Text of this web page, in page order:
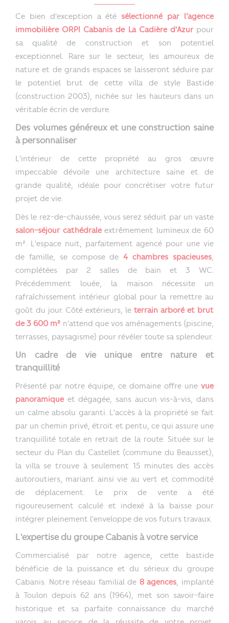
Ce bien d'exception a été sélectionné par l'agence
immobilière ORPI Cabanis de La Cadière d'Azurpour
sa qualité de construction et son potentiel
exceptionnel. Rare sur le secteur, les amoureux de
nature et de grands espaces se laisseront séduire par
le potentiel brut de cette villa de style Bastide
(construction 2003), nichée sur les hauteurs dans un
véritable écrin de verdure.
Des volumes généreux et une construction saine
à personnaliser
L'intérieur de cette propriété au gros œuvre
impeccable dévoile une architecture saine et de
grande qualité, idéale pour concrétiser votre futur
projet de vie.
Dès le rez-de-chaussée, vous serez séduit par un vaste
salon-séjour cathédraleextrêmement lumineux de 60
m². L'espace nuit, parfaitement agencé pour une vie
de famille, se compose de4 chambres spacieuses,
complétées par 2 salles de bain et 3 WC.
Précédemment louée, la maison nécessite un
rafraîchissement intérieur global pour la remettre au
goût du jour. Côté extérieurs, le terrain arboré et brut
de 3 600 m² n'attend que vos aménagements (piscine,
terrasses, paysagisme) pour révéler toute sa splendeur.
Un cadre de vie unique entre nature et
tranquillité
Présenté par notre équipe, ce domaine offre une vue
panoramiqueet dégagée, sans aucun vis-à-vis, dans
un calme absolu garanti. L'accès à la propriété se fait
par un chemin privé, étroit et pentu, ce qui assure une
tranquillité totale en retrait de la route. Située sur le
secteur du Plan du Castellet (commune du Beausset),
la villa se trouve à seulement 15 minutes des accès
autoroutiers, mariant ainsi vie au vert et commodité
de déplacement. Le prix de vente a été
rigoureusement calculé et indexé à la baisse pour
intégrer pleinement l'enveloppe de vos futurs travaux.
L'expertise du groupe Cabanis à votre service
Commercialisé par notre agence, cette bastide
bénéficie de la puissance et du sérieux du groupe
Cabanis. Notre réseau familial de 8 agences, implanté
à Toulon depuis 62 ans (1964), met son savoir-faire
historique et sa parfaite connaissance du marché